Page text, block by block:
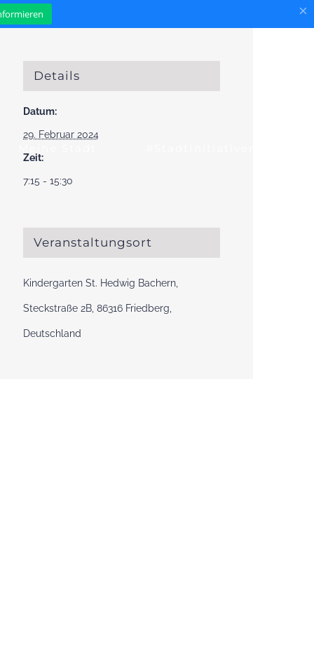
×
Details
Datum:
29. Februar 2024
Zeit:
7:15 - 15:30
Veranstaltungsort
Kindergarten St. Hedwig Bachern,
Steckstraße 2B, 86316 Friedberg,
Deutschland